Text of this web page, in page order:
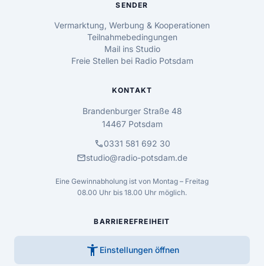
SENDER
Vermarktung, Werbung & Kooperationen
Teilnahmebedingungen
Mail ins Studio
Freie Stellen bei Radio Potsdam
KONTAKT
Brandenburger Straße 48
14467 Potsdam
call0331 581 692 30
mailstudio@radio-potsdam.de
Eine Gewinnabholung ist von Montag – Freitag
08.00 Uhr bis 18.00 Uhr möglich.
BARRIEREFREIHEIT
accessibility_new Einstellungen öffnen